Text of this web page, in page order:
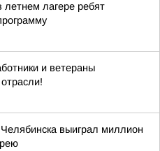
лагере ребят
и ветераны
выиграл миллион